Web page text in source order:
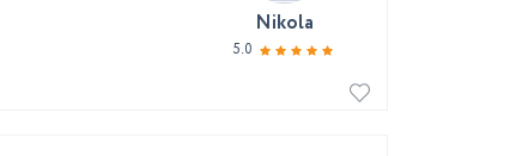
Nikola
5.0